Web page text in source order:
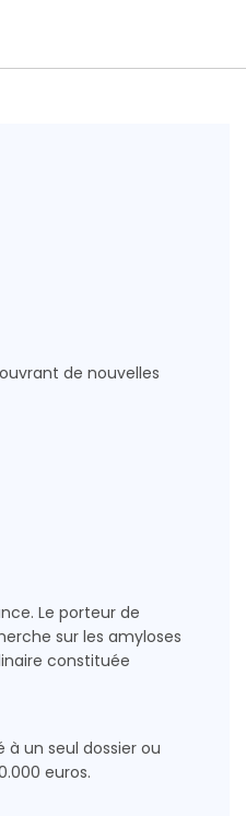
de nouvelles
Le porteur de
sur les amyloses
constituée
un seul dossier ou
euros.